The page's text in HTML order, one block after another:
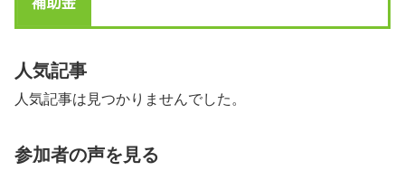
人気記事
人気記事は見つかりませんでした。
参加者の声を見る